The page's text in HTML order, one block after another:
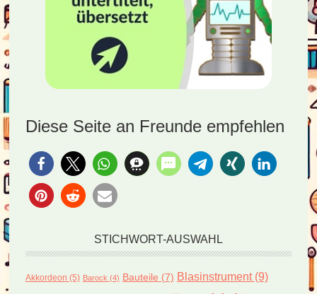
Diese Seite an Freunde empfehlen
STICHWORT-AUSWAHL
Akkordeon (5) Barock (4) Bauteile (7) Blasinstrument(9)